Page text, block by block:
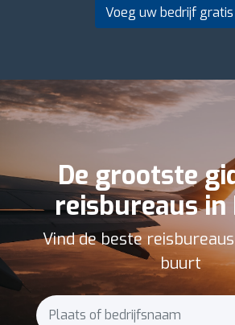
Voeg uw bedrijf
De grootste
reisbureaus in
Vind de beste
buurt